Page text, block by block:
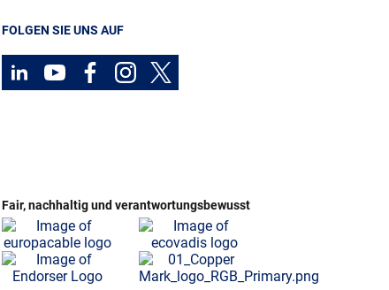
FOLGEN SIE UNS AUF
Fair, nachhaltig und verantwortungsbewusst